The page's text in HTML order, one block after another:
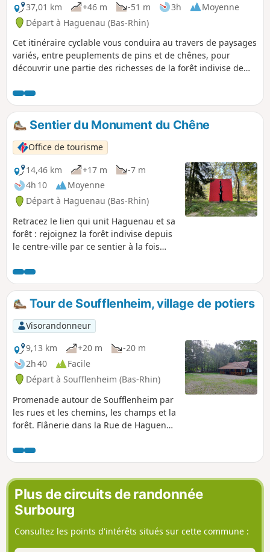
37,01 km
+46 m -51 m 3h
Moyenne
Départ à Haguenau (Bas-Rhin)
Cet itinéraire cyclable vous conduira au travers de paysages
variés, entre peuplements de pins et de chênes, pour
découvrir une partie des richesses de la forêt indivise de
labellisée Forêt d’Exception® en janvier 2020 et pourrez, au
fil de la balade, profiter de ses plans d’eau et vous laisser
surprendre par sa légende et son patrimoine.
Sentier du Monument du Chêne
Office de tourisme
14,46 km
+17 m
-7 m
4h 10
Moyenne
Départ à Haguenau (Bas-Rhin)
Retracez le lien qui unit Haguenau et sa
forêt : rejoignez la forêt indivise depuis
le centre-ville par ce sentier à la fois
découverte du fameux Monument du
Chêne et de quelques arbres
remarquables.
Tour de Soufflenheim, village de potiers
Visorandonneur
9,13 km
+20 m
-20 m
2h 40
Facile
Départ à Soufflenheim (Bas-Rhin)
Promenade autour de Soufflenheim par
les rues et les chemins, les champs et la
forêt. Flânerie dans la Rue de Haguenau
Plus de circuits de randonnée
Surbourg
Consultez les points d'intérêts situés sur cette commune :